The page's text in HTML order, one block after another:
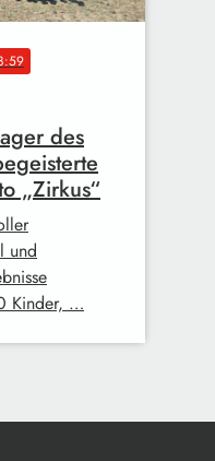
des
„Zirkus“
und
Kinder, …